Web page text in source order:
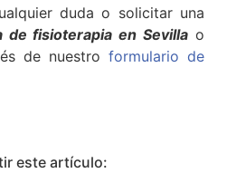
duda o solicitar una
de fisioterapia en Sevilla o
de nuestro formulario de
este artículo: